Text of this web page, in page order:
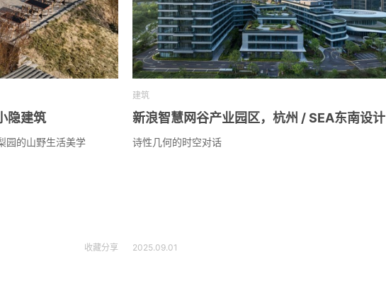
隐建筑
园的山野生活美学
收藏分享
建筑
新浪智慧网谷产业园区，杭州 / SEA东南设计
诗性几何的时空对话
2025.09.01